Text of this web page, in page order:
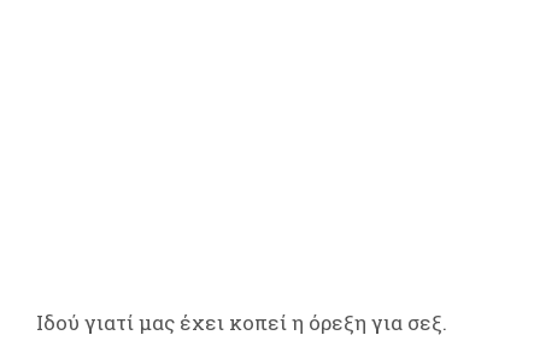
Ιδού γιατί μας έχει κοπεί η όρεξη για σεξ.